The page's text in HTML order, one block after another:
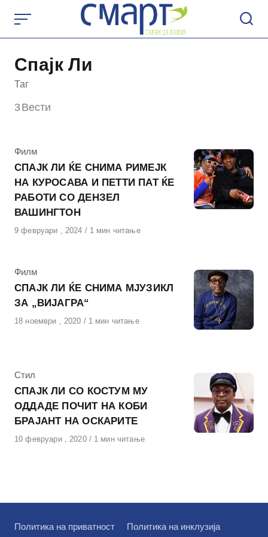
content
Спајк Ли
Таг
3Вести
КАтегорија
Филм
СПАЈК ЛИ ЌЕ СНИМА РИМЕЈК
НА КУРОСАВА И ПЕТТИ ПАТ ЌЕ
РАБОТИ СО ДЕНЗЕЛ
ВАШИНГТОН
Објавено
9 февруари , 2024 1 мин читање
КАтегорија
Филм
СПАЈК ЛИ ЌЕ СНИМА МЈУЗИКЛ
ЗА „ВИЈАГРА“
Објавено
18 ноември , 2020 1 мин читање
КАтегорија
Стил
СПАЈК ЛИ СО КОСТУМ МУ
ОДДАДЕ ПОЧИТ НА КОБИ
БРАЈАНТ НА ОСКАРИТЕ
Објавено
10 февруари , 2020 1 мин читање
Политика на приватност Политика на инклузија